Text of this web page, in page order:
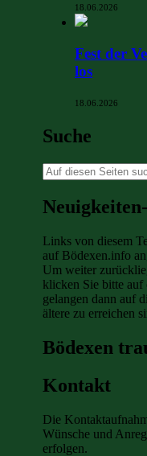
18.06.2026
Fest der
los
18.06.2026
Suche
Suche
nach:
Links von diesem
auf Bödexen.info
Um weiter
klicken Sie bitte auf
gelangen dann auf
ältere zu erreichen
Bödexen
Kontakt
Die
Wünsche und
erfolgen.